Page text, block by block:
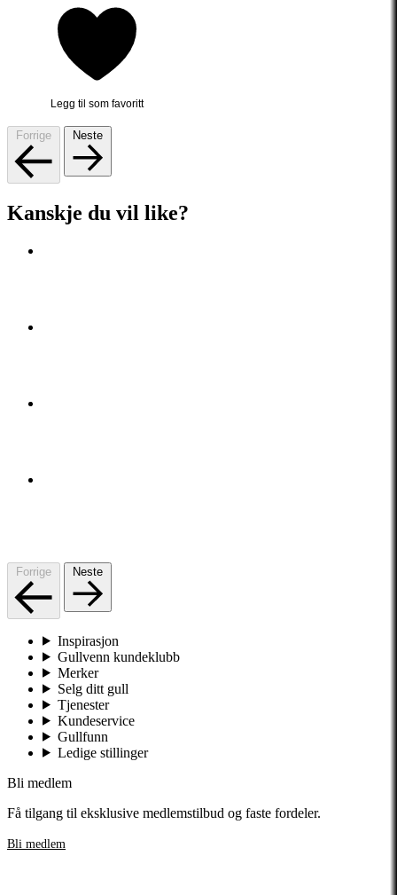
Legg til som favoritt
Forrige Neste
Kanskje du vil like?
Forrige Neste
Inspirasjon
Gullvenn kundeklubb
Merker
Selg ditt gull
Tjenester
Kundeservice
Gullfunn
Ledige stillinger
Bli medlem
Få tilgang til eksklusive medlemstilbud og faste fordeler.
Bli medlem